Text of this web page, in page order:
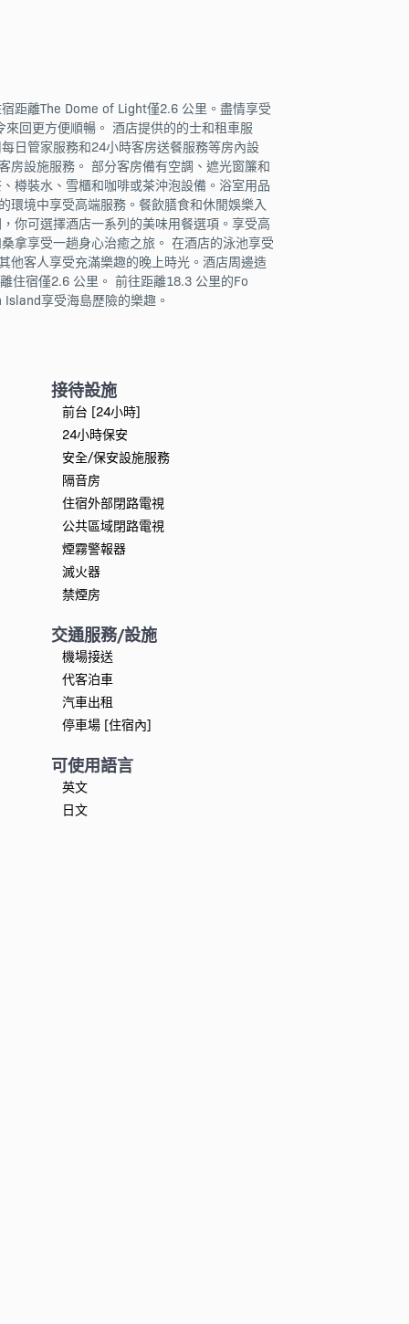
距離The Dome of Light僅2.6 公里。盡情享受
回更方便順暢。 酒店提供的的士和租車服
日管家服務和24小時客房送餐服務等房內設
房設施服務。 部分客房備有空調、遮光窗簾和
樽裝水、雪櫃和咖啡或茶沖泡設備。浴室用品
環境中享受高端服務。餐飲膳食和休閒娛樂入
你可選擇酒店一系列的美味用餐選項。享受高
拿享受一趟身心治癒之旅。 在酒店的泳池享受
他客人享受充滿樂趣的晚上時光。酒店周邊造
住宿僅2.6 公里。 前往距離18.3 公里的Fo
享受海島歷險的樂趣。
接待設施
前台 [24小時]
24小時保安
安全/保安設施服務
隔音房
住宿外部閉路電視
公共區域閉路電視
煙霧警報器
滅火器
禁煙房
交通服務/設施
機場接送
代客泊車
汽車出租
停車場 [住宿內]
可使用語言
英文
日文